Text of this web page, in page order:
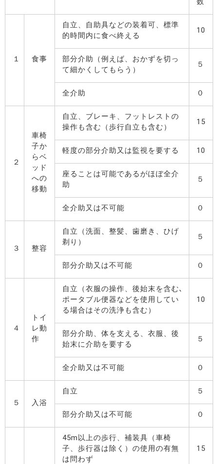
１ 食事
自立、自助具などの装着可、標準
的時間内に食べ終える
10
部分介助（例えば、おかずを切っ
て細かくしてもらう）
５
全介助 ０
２
車椅
子か
らベ
ッド
への
移動
自立、ブレーキ、フットレストの
操作も含む（歩行自立も含む）
15
軽度の部分介助又は監視を要する 10
座ることは可能であるがほぼ全介
助
５
全介助又は不可能 ０
３ 整容
自立（洗面、整髪、歯磨き、ひげ
剃り）
５
部分介助又は不可能 ０
４
トイ
レ動
作
自立（衣服の操作、後始末を含む､
ポータブル便器などを使用してい
る場合はその洗浄も含む）
10
部分介助、体を支える、衣服、後
始末に介助を要する
５
全介助又は不可能 ０
５ 入浴
自立 ５
部分介助又は不可能 ０
45m以上の歩行、補装具（車椅
子、歩行器は除く）の使用の有無
は問わず
15